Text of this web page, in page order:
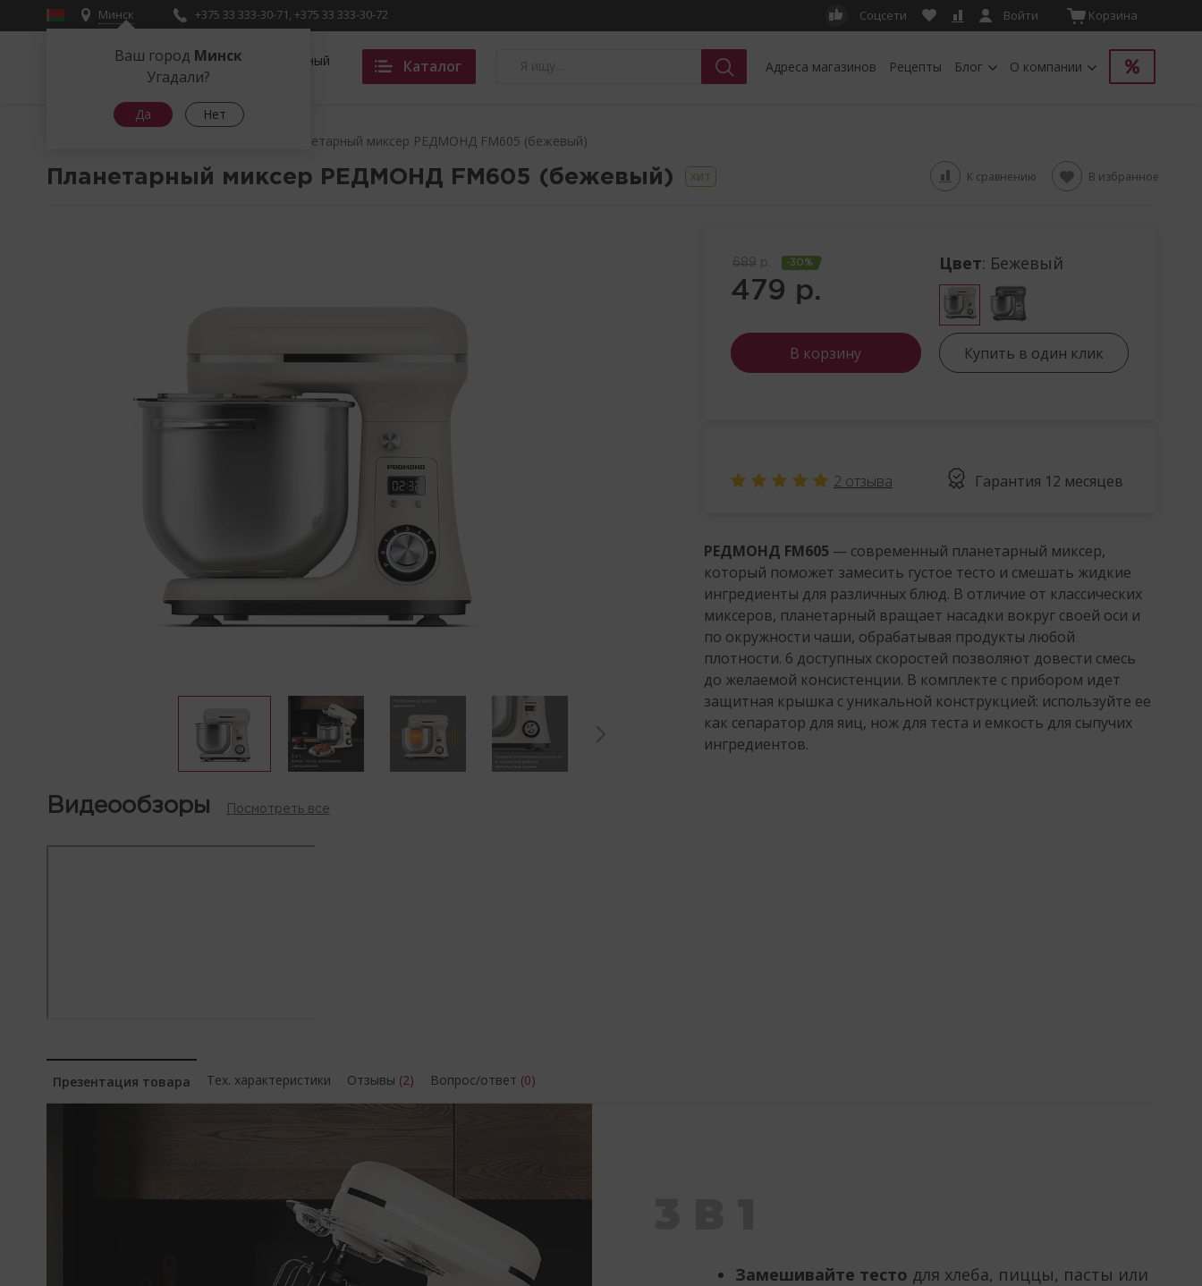
Ваш город Минск
Угадали?
Да Нет
Минск +375 33 333-30-71, +375 33 333-30-72 Соцсети Войти Корзина
Фирменный Каталог Адреса магазинов Рецепты Блог О компании
Планетарный миксер РЕДМОНД FM605 (бежевый)
Планетарный миксер РЕДМОНД FM605 (бежевый) ХИТ К сравнению В избранное
479 р.
689 р. -30% Цвет: Бежевый
В корзину Купить в один клик
2 отзыва Гарантия 12 месяцев
РЕДМОНД FM605 — современный планетарный миксер,
который поможет замесить густое тесто и смешать жидкие
ингредиенты для различных блюд. В отличие от классических
миксеров, планетарный вращает насадки вокруг своей оси и
по окружности чаши, обрабатывая продукты любой
плотности. 6 доступных скоростей позволяют довести смесь
до желаемой консистенции. В комплекте с прибором идет
защитная крышка с уникальной конструкцией: используйте ее
как сепаратор для яиц, нож для теста и емкость для сыпучих
ингредиентов.
Видеообзоры Посмотреть все
Презентация товара Тех. характеристики Отзывы (2) Вопрос/ответ (0)
Замешивайте тесто для хлеба, пиццы, пасты или